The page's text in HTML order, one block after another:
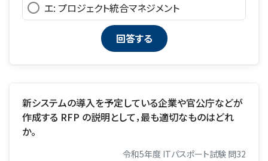
エ: プロジェクト統合マネジメント
新システムの導入を予定している企業や官公庁などが
作成する RFP の説明として，最も適切なものはどれ
か。
令和5年度 ITパスポート試験 問32